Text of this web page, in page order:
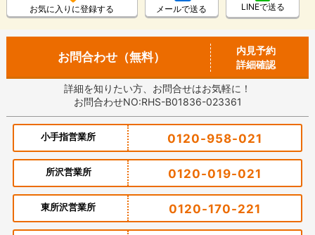
お気に入りに登録する メールで送る LINEで送る
お問合わせ（無料）
内見予約
詳細確認
詳細を知りたい方、お問合せはお気軽に！
お問合わせNO:RHS-B01836-023361
小手指営業所 0120-958-021
所沢営業所 0120-019-021
東所沢営業所 0120-170-221